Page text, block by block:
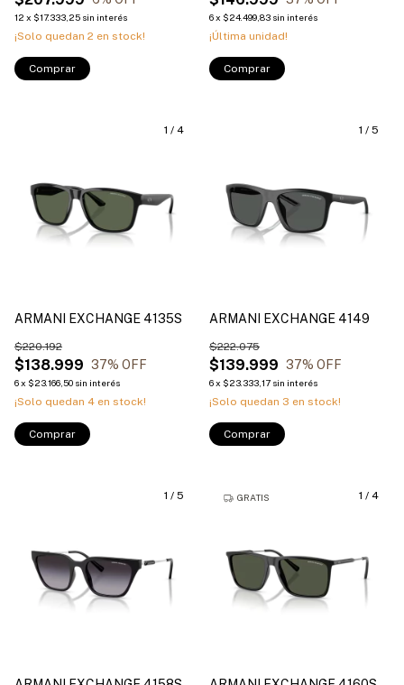
12 x $17.333,25 sin interés
¡Solo quedan 2 en stock!
Comprar
6x $24.499,83 sin interés
¡Última unidad!
Comprar
1 / 4
ARMANI EXCHANGE 4135S
$138.999
$220.192
37% OFF
6x $23.166,50 sin interés
¡Solo quedan 4 en stock!
Comprar
1 / 5
ARMANI EXCHANGE 4149
$139.999
$222.075
37% OFF
6x $23.333,17 sin interés
¡Solo quedan 3 en stock!
Comprar
1 / 5 1 / 4
GRATIS